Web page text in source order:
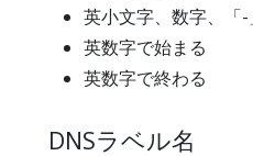
英小文字、数字、「
英数字で始まる
英数字で終わる
DNSラベル名